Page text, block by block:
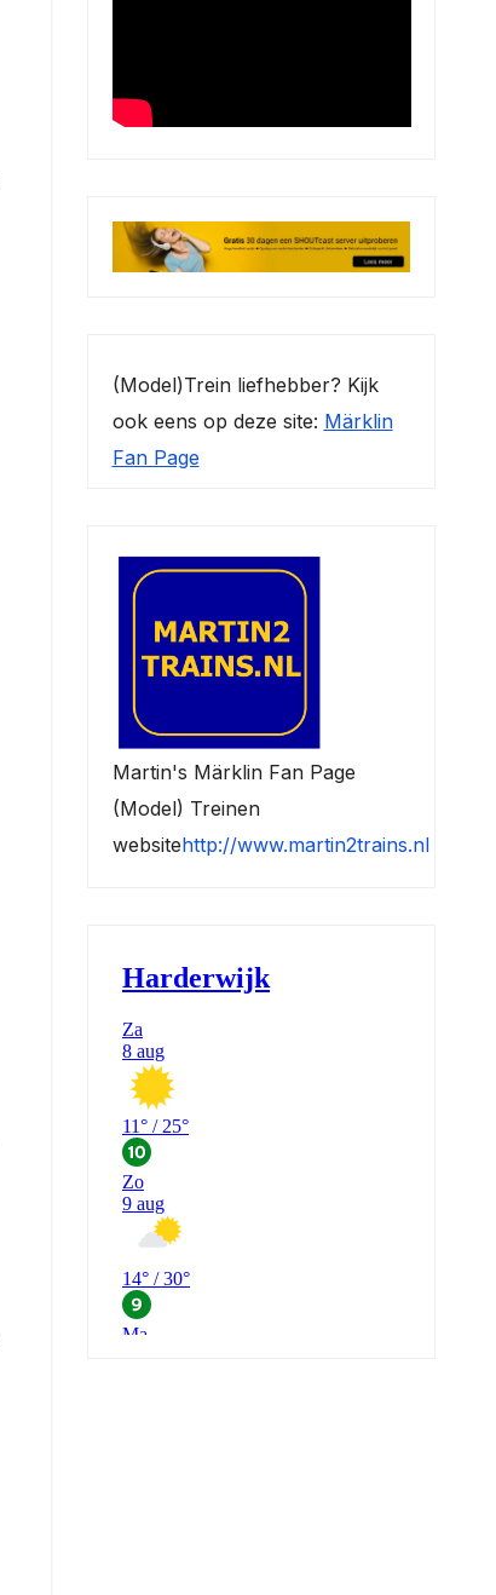
(Model)Trein liefhebber? Kijk
ook eens op deze site: Märklin
Fan Page
Martin's Märklin Fan Page
(Model) Treinen
websitehttp://www.martin2trains.nl